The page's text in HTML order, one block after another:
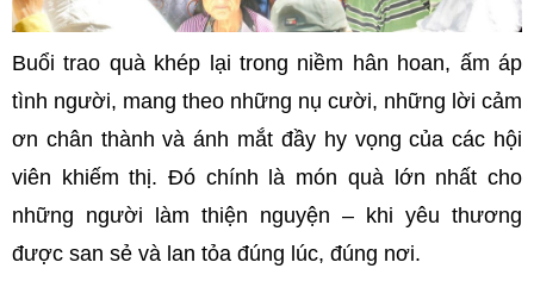
Buổi trao quà khép lại trong niềm hân hoan, ấm áp
tình người, mang theo những nụ cười, những lời cảm
ơn chân thành và ánh mắt đầy hy vọng của các hội
viên khiếm thị. Đó chính là món quà lớn nhất cho
những người làm thiện nguyện – khi yêu thương
được san sẻ và lan tỏa đúng lúc, đúng nơi.